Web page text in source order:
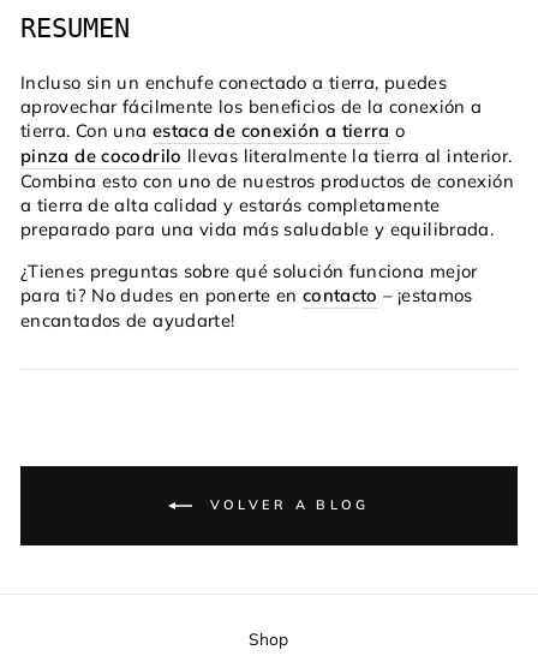
RESUMEN
Incluso sin un enchufe conectado a tierra, puedes
aprovechar fácilmente los beneficios de la conexión a
tierra. Con una estaca de conexión a tierra o
pinza de cocodrilo llevas literalmente la tierra al interior.
Combina esto con uno de nuestros productos de conexión
a tierra de alta calidad y estarás completamente
preparado para una vida más saludable y equilibrada.
¿Tienes preguntas sobre qué solución funciona mejor
para ti? No dudes en ponerte en contacto – ¡estamos
encantados de ayudarte!
VOLVER A BLOG
Shop